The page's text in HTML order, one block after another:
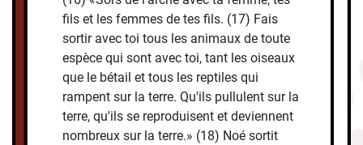
fils et les femmes de tes fils. (17) Fais
sortir avec toi tous les animaux de toute
espèce qui sont avec toi, tant les oiseaux
que le bétail et tous les reptiles qui
rampent sur la terre. Qu'ils pullulent sur la
terre, qu'ils se reproduisent et deviennent
nombreux sur la terre.» (18) Noé sortit